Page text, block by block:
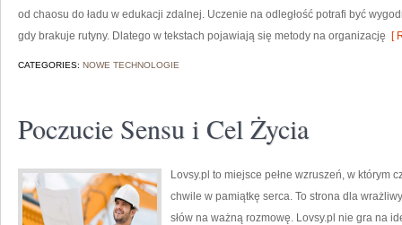
od chaosu do ładu w edukacji zdalnej. Uczenie na odległość potrafi być
gdy brakuje rutyny. Dlatego w tekstach pojawiają się metody na organizację [
CATEGORIES: NOWE TECHNOLOGIE
Poczucie Sensu i Cel Życia
Lovsy.pl to miejsce pełne wzruszeń, w którym
chwile w pamiątkę serca. To strona dla
słów na ważną rozmowę. Lovsy.pl nie gra na